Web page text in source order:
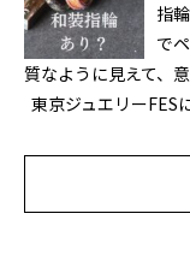
指
で
質なように見えて、
東京ジュエリーFES